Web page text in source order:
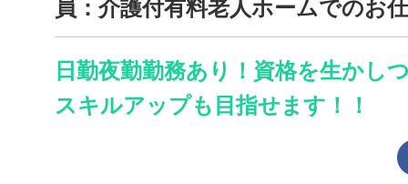
員：介護付有料老人ホームでのお
日勤夜勤勤務あり！資格を生かし
スキルアップも目指せます！！